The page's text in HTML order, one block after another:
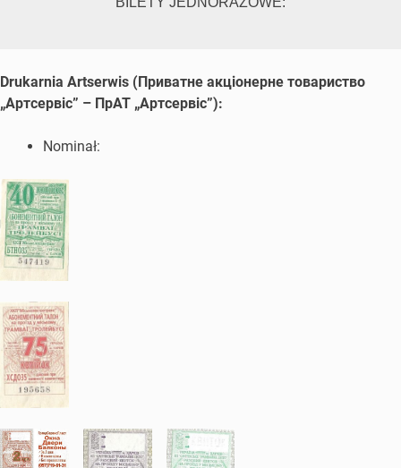
Drukarnia Artserwis (Приватне акцiонерне товариство
„Артсервiс” – ПрАТ „Артсервiс”):
Nominał: